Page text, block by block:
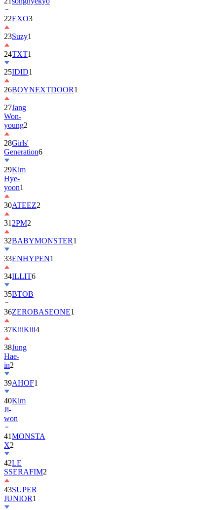
23Suzy1
24TXT1
25IDID1
26BOYNEXTDOOR
27Jang
Won-
young2
28Girls'
Generation
29Kim
Hye-
yoon1
30ATEEZ
312PM2
32 BABYMONSTER
33ENHYPEN1
34ILLIT6
35BTOB
36ZEROBASEONE
37KiiiKiii4
38Jung
Hae-
in2
39AHOF
40Kim
Ji-
won
41MONSTA
X
42LE
SSERAFIM
43SUPER
JUNIOR
44KickFlip